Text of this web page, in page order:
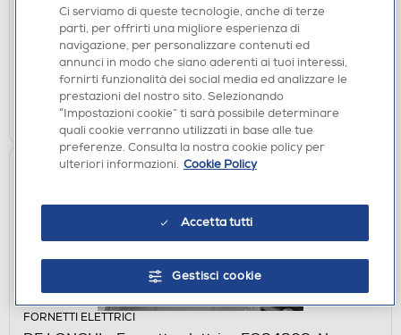
€ 299,00consigliato
Acquisto online: disponibile
Ritiro in negozio in 30' gratuito:verifica
AGGIUNGI
FORNETTI ELETTRICI
Ci serviamo di queste tecnologie, anche di terze
parti, per offrirti una migliore esperienza di
navigazione, per personalizzare contenuti ed
annunci in modo che siano aderenti ai tuoi interessi,
fornirti funzionalità dei social media ed analizzare le
prestazioni del nostro sito. Selezionando
“Impostazioni cookie” ti sarà possibile determinare
quali cookie verranno utilizzati in base alle tue
preferenze. Consulta la nostra cookie policy per
ulteriori informazioni. Cookie Policy
Accetta tutti
Gestisci cookie